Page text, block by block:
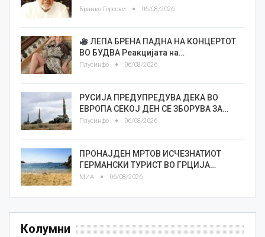
Бранко Героски 06/08/2026
ЛЕПА БРЕНА ПАДНА НА КОНЦЕРТОТ
ВО БУДВА Реакцијата на…
Плусинфо 06/08/2026
РУСИЈА ПРЕДУПРЕДУВА ДЕКА ВО
ЕВРОПА СЕКОЈ ДЕН СЕ ЗБОРУВА ЗА…
Плусинфо 06/08/2026
ПРОНАЈДЕН МРТОВ ИСЧЕЗНАТИОТ
ГЕРМАНСКИ ТУРИСТ ВО ГРЦИЈА…
МИА 06/08/2026
Колумни